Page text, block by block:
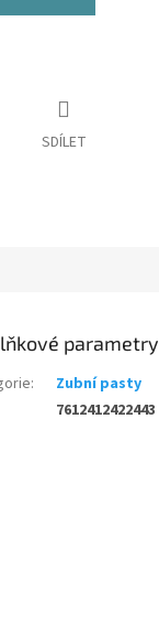
SDÍLET
parametry
:
Zubní pasty
7612412422443